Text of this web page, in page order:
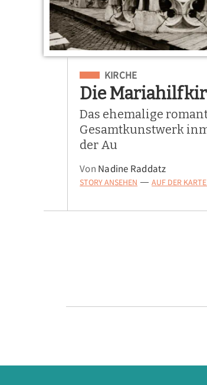
Eingeordnet unter
KIRCHE
Die
Das ehemalige
Gesamtkunstwerk
der Au
Von Nadine Raddatz
STORY ANSEHEN — AUF DER